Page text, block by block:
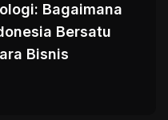
Bagaimana
Bersatu
Bisnis